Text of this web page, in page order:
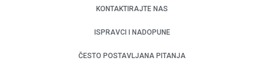
KONTAKTIRAJTE NAS
ISPRAVCI I NADOPUNE
ČESTO POSTAVLJANA PITANJA